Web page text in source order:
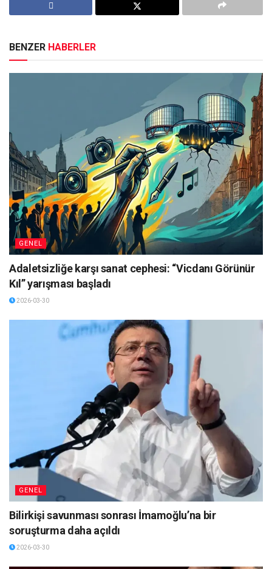
BENZER HABERLER
GENEL
Adaletsizliğe karşı sanat cephesi: “Vicdanı Görünür
Kıl” yarışması başladı
2026-03-30
GENEL
Bilirkişi savunması sonrası İmamoğlu’na bir
soruşturma daha açıldı
2026-03-30